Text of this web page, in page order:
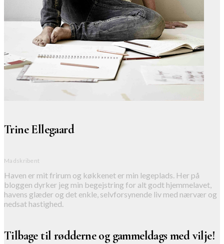
Trine Ellegaard
Madskribent
Haven er mit frirum og køkkenet er min legeplads. Her på
bloggen dyrker jeg min begejstring for alt godt hjemmelavet,
havens glæder og det enkle, selvforsynende liv med nærvær og
nedsat hastighed.
Tilbage til rødderne og gammeldags med vilje!